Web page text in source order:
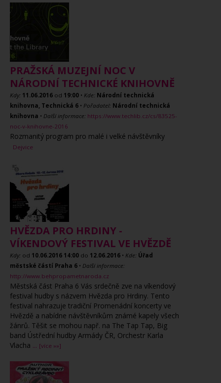
PRAŽSKÁ MUZEJNÍ NOC V
NÁRODNÍ TECHNICKÉ KNIHOVNĚ
Kdy: 11.06.2016 od 19:00 • Kde: Národní technická
knihovna, Technická 6 • Pořadatel: Národní technická
knihovna • Další informace: https://www.techlib.cz/cs/83525-
noc-v-knihovne-2016
Rozmanitý program pro malé i velké návštěvníky
Dejvice
HVĚZDA PRO HRDINY -
VÍKENDOVÝ FESTIVAL VE HVĚZDĚ
Kdy: od 10.06.2016 14:00 do 12.06.2016 • Kde: Úřad
městské částí Praha 6 • Další informace:
http://www.behpropametnaroda.cz
Městská část Praha 6 Vás srdečně zve na víkendový
festival hudby s názvem Hvězda pro Hrdiny. Tento
festival nahrazuje tradiční Promenádní koncerty ve
Hvězdě a nabídne návštěvníkům známé kapely všech
žánrů. Těšit se mohou např. na The Tap Tap, Big
band Ústřední hudby Armády ČR, Orchestr Karla
Vlacha ... [více »»]